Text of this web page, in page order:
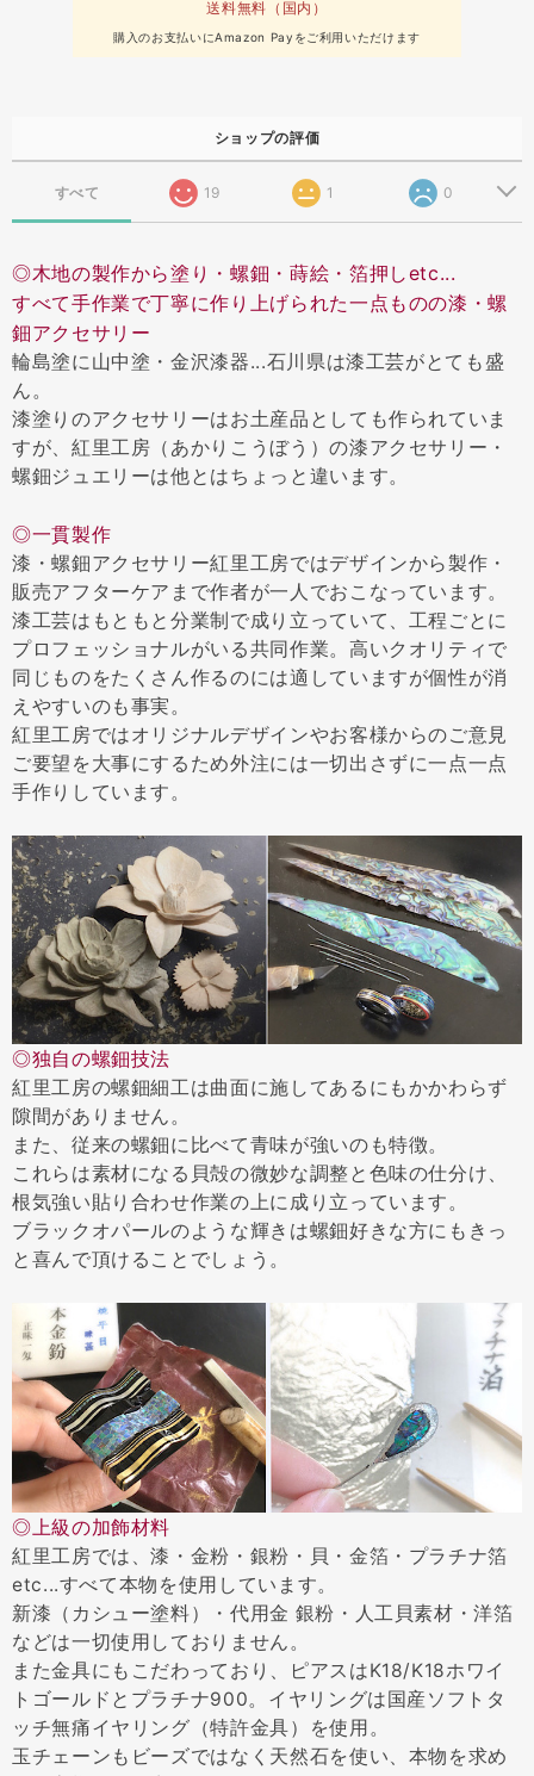
送料無料（国内）
購入のお支払いにAmazon Payをご利用いただけます
ショップの評価
すべて 19 1 0
◎木地の製作から塗り・螺鈿・蒔絵・箔押しetc...
すべて手作業で丁寧に作り上げられた一点ものの漆・螺
鈿アクセサリー
輪島塗に山中塗・金沢漆器...石川県は漆工芸がとても盛
ん。
漆塗りのアクセサリーはお土産品としても作られていま
すが、紅里工房（あかりこうぼう）の漆アクセサリー・
螺鈿ジュエリーは他とはちょっと違います。
◎一貫製作
漆・螺鈿アクセサリー紅里工房ではデザインから製作・
販売アフターケアまで作者が一人でおこなっています。
漆工芸はもともと分業制で成り立っていて、工程ごとに
プロフェッショナルがいる共同作業。高いクオリティで
同じものをたくさん作るのには適していますが個性が消
えやすいのも事実。
紅里工房ではオリジナルデザインやお客様からのご意見
ご要望を大事にするため外注には一切出さずに一点一点
手作りしています。
◎独自の螺鈿技法
紅里工房の螺鈿細工は曲面に施してあるにもかかわらず
隙間がありません。
また、従来の螺鈿に比べて青味が強いのも特徴。
これらは素材になる貝殻の微妙な調整と色味の仕分け、
根気強い貼り合わせ作業の上に成り立っています。
ブラックオパールのような輝きは螺鈿好きな方にもきっ
と喜んで頂けることでしょう。
◎上級の加飾材料
紅里工房では、漆・金粉・銀粉・貝・金箔・プラチナ箔
etc...すべて本物を使用しています。
新漆（カシュー塗料）・代用金 銀粉・人工貝素材・洋箔
などは一切使用しておりません。
また金具にもこだわっており、ピアスはK18/K18ホワイ
トゴールドとプラチナ900。イヤリングは国産ソフトタ
ッチ無痛イヤリング（特許金具）を使用。
玉チェーンもビーズではなく天然石を使い、本物を求め